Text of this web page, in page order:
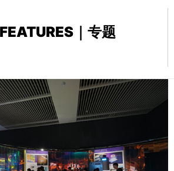
FEATURES｜专题